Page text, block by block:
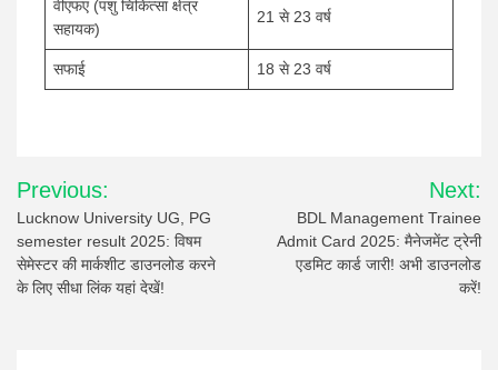
वीएफए (पशु चिकित्सा क्षेत्र
सहायक)
21 से 23 वर्ष
सफाई 18 से 23 वर्ष
Post
navigation
Previous:
Lucknow University UG, PG
semester result 2025: विषम
सेमेस्टर की मार्कशीट डाउनलोड करने
के लिए सीधा लिंक यहां देखें!
Next:
BDL Management Trainee
Admit Card 2025: मैनेजमेंट ट्रेनी
एडमिट कार्ड जारी! अभी डाउनलोड
करें!